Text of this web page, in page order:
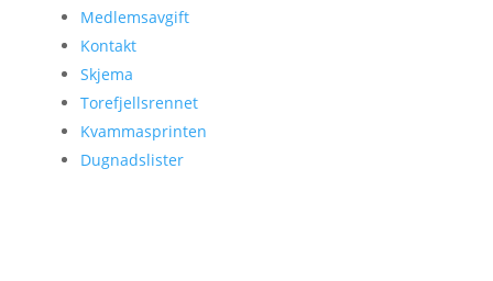
Medlemsavgift
Kontakt
Skjema
Torefjellsrennet
Kvammasprinten
Dugnadslister